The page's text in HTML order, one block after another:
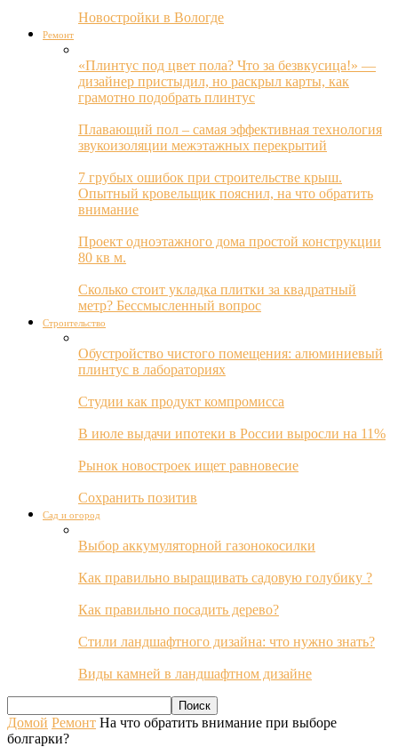
Новостройки в Вологде
Ремонт
«Плинтус под цвет пола? Что за безвкусица!» —
дизайнер пристыдил, но раскрыл карты, как
грамотно подобрать плинтус
Плавающий пол – самая эффективная технология
звукоизоляции межэтажных перекрытий
7 грубых ошибок при строительстве крыш.
Опытный кровельщик пояснил, на что обратить
внимание
Проект одноэтажного дома простой конструкции
80 кв м.
Сколько стоит укладка плитки за квадратный
метр? Бессмысленный вопрос
Строительство
Обустройство чистого помещения: алюминиевый
плинтус в лабораториях
Студии как продукт компромисса
В июле выдачи ипотеки в России выросли на 11%
Рынок новостроек ищет равновесие
Сохранить позитив
Сад и огород
Выбор аккумуляторной газонокосилки
Как правильно выращивать садовую голубику ?
Как правильно посадить дерево?
Стили ландшафтного дизайна: что нужно знать?
Виды камней в ландшафтном дизайне
Домой Ремонт На что обратить внимание при выборе
болгарки?